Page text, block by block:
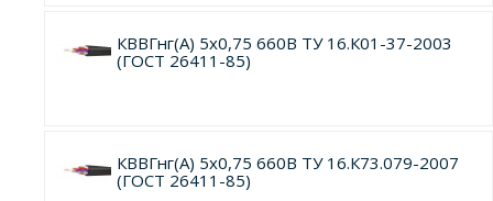
КВВГнг(А) 5х0,75 660В ТУ 16.К01-37-2003
(ГОСТ 26411-85)
КВВГнг(А) 5х0,75 660В ТУ 16.К73.079-2007
(ГОСТ 26411-85)